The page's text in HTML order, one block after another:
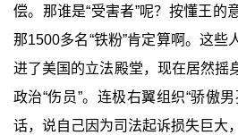
偿。那谁是“受害者”呢？按懂王的
那1500多名“铁粉”肯定算啊。这些
进了美国的立法殿堂，现在居然摇
政治“伤员”。连极右翼组织“骄傲
话，说自己因为司法起诉损失巨大